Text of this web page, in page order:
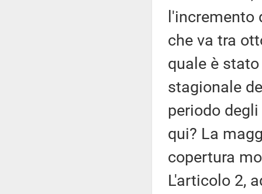
che va tra
quale è
stagionale
periodo
qui? La
copertura
L'articolo 2,